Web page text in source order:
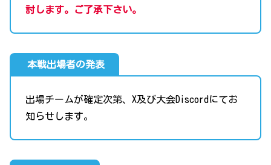
討します。ご了承下さい。
本戦出場者の発表
出場チームが確定次第、X及び大会Discordにてお
知らせします。